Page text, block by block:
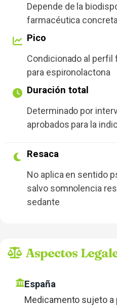
Depende de la
farmacéutica
Pico
Condicionado al
para espironolactona
Duración total
Determinado por
aprobados para la
Resaca
No aplica en sentido
salvo somnolencia
sedante
Aspectos
España
Medicamento sujeto